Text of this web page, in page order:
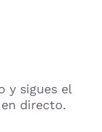
y sigues el
directo.